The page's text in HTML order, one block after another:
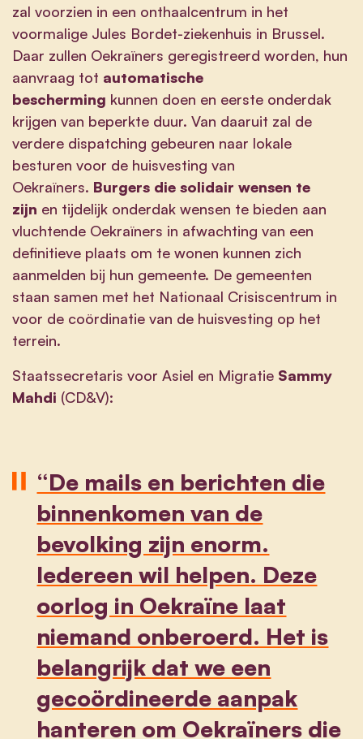
zal voorzien in een onthaalcentrum in het
voormalige Jules Bordet-ziekenhuis in Brussel.
Daar zullen Oekraïners geregistreerd worden, hun
aanvraag tot automatische
bescherming kunnen doen en eerste onderdak
krijgen van beperkte duur. Van daaruit zal de
verdere dispatching gebeuren naar lokale
besturen voor de huisvesting van
Oekraïners. Burgers die solidair wensen te
zijn en tijdelijk onderdak wensen te bieden aan
vluchtende Oekraïners in afwachting van een
definitieve plaats om te wonen kunnen zich
aanmelden bij hun gemeente. De gemeenten
staan samen met het Nationaal Crisiscentrum in
voor de coördinatie van de huisvesting op het
terrein.
Staatssecretaris voor Asiel en Migratie Sammy
Mahdi (CD&V):
“De mails en berichten die
binnenkomen van de
bevolking zijn enorm.
Iedereen wil helpen. Deze
oorlog in Oekraïne laat
niemand onberoerd. Het is
belangrijk dat we een
gecoördineerde aanpak
hanteren om Oekraïners die